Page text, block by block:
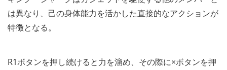
は異なり、己の身体能力を活かした直接的なアクションが
特徴となる。
R1ボタンを押し続けると力を溜め、その際に×ボタンを押